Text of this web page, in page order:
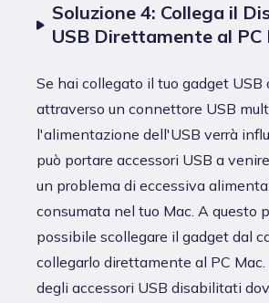
Soluzione 4: Collega il
USB Direttamente al PC
Se hai collegato il tuo gadget USB
attraverso un connettore USB
l'alimentazione dell'USB verrà
può portare accessori USB a
un problema di eccessiva
consumata nel tuo Mac. A questo
possibile scollegare il gadget dal
collegarlo direttamente al PC
degli accessori USB disabilitati